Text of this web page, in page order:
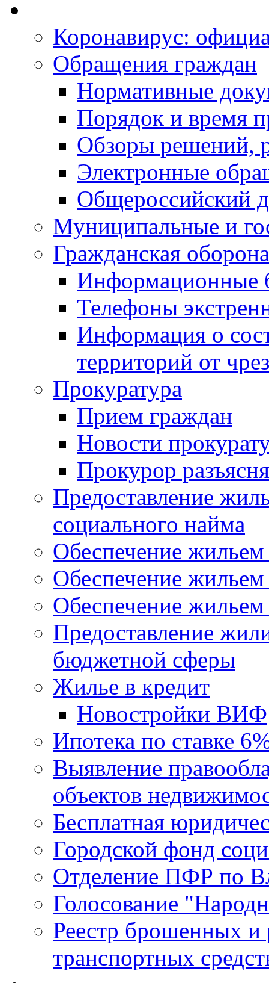
Коронавирус:
Обращения граждан
Нормативные
Порядок и время
Обзоры решений,
Электронные
Общероссийский
Муниципальные и
Гражданская
Информационные
Телефоны
Информация о
территорий от
Прокуратура
Прием граждан
Новости
Прокурор
Предоставление
социального найма
Обеспечение
Обеспечение
Обеспечение жильем
Предоставление
бюджетной сферы
Жилье в кредит
Новостройки ВИФ
Ипотека по ставке
Выявление
объектов
Бесплатная
Городской фонд
Отделение ПФР по
Голосование
Реестр брошенных и
транспортных